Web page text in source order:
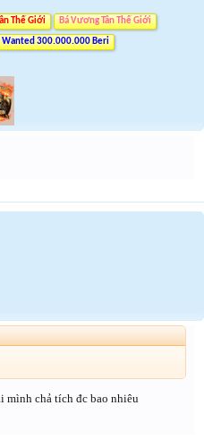
Thế Giới Bá Vương Tân Thế Giới
Wanted 300.000.000 Beri
mình chả tích đc bao nhiêu